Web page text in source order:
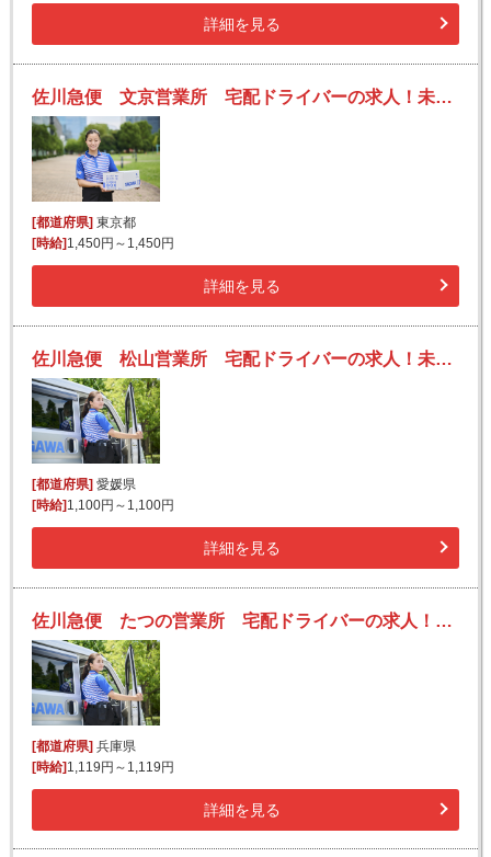
詳細を見る
佐川急便 文京営業所 宅配ドライバーの求人！未経験歓迎！先輩たちがサポートします♪
[都道府県]東京都
[時給]1,450円～1,450円
詳細を見る
佐川急便 松山営業所 宅配ドライバーの求人！未経験歓迎！先輩たちがサポートします♪
[都道府県]愛媛県
[時給]1,100円～1,100円
詳細を見る
佐川急便 たつの営業所 宅配ドライバーの求人！未経験歓迎！先輩たちがサポートします♪
[都道府県]兵庫県
[時給]1,119円～1,119円
詳細を見る